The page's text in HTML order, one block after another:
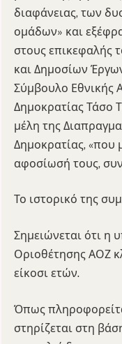
διαφάνειας, των
ομάδων» και
στους επικεφαλής
και Δημοσίων
Σύμβουλο Εθνικής
Δημοκρατίας Τάσο
μέλη της
Δημοκρατίας, «που
αφοσίωσή τους,
Το ιστορικό της
Σημειώνεται ότι η
Οριοθέτησης ΑΟΖ
είκοσι ετών.
Όπως
στηρίζεται στη